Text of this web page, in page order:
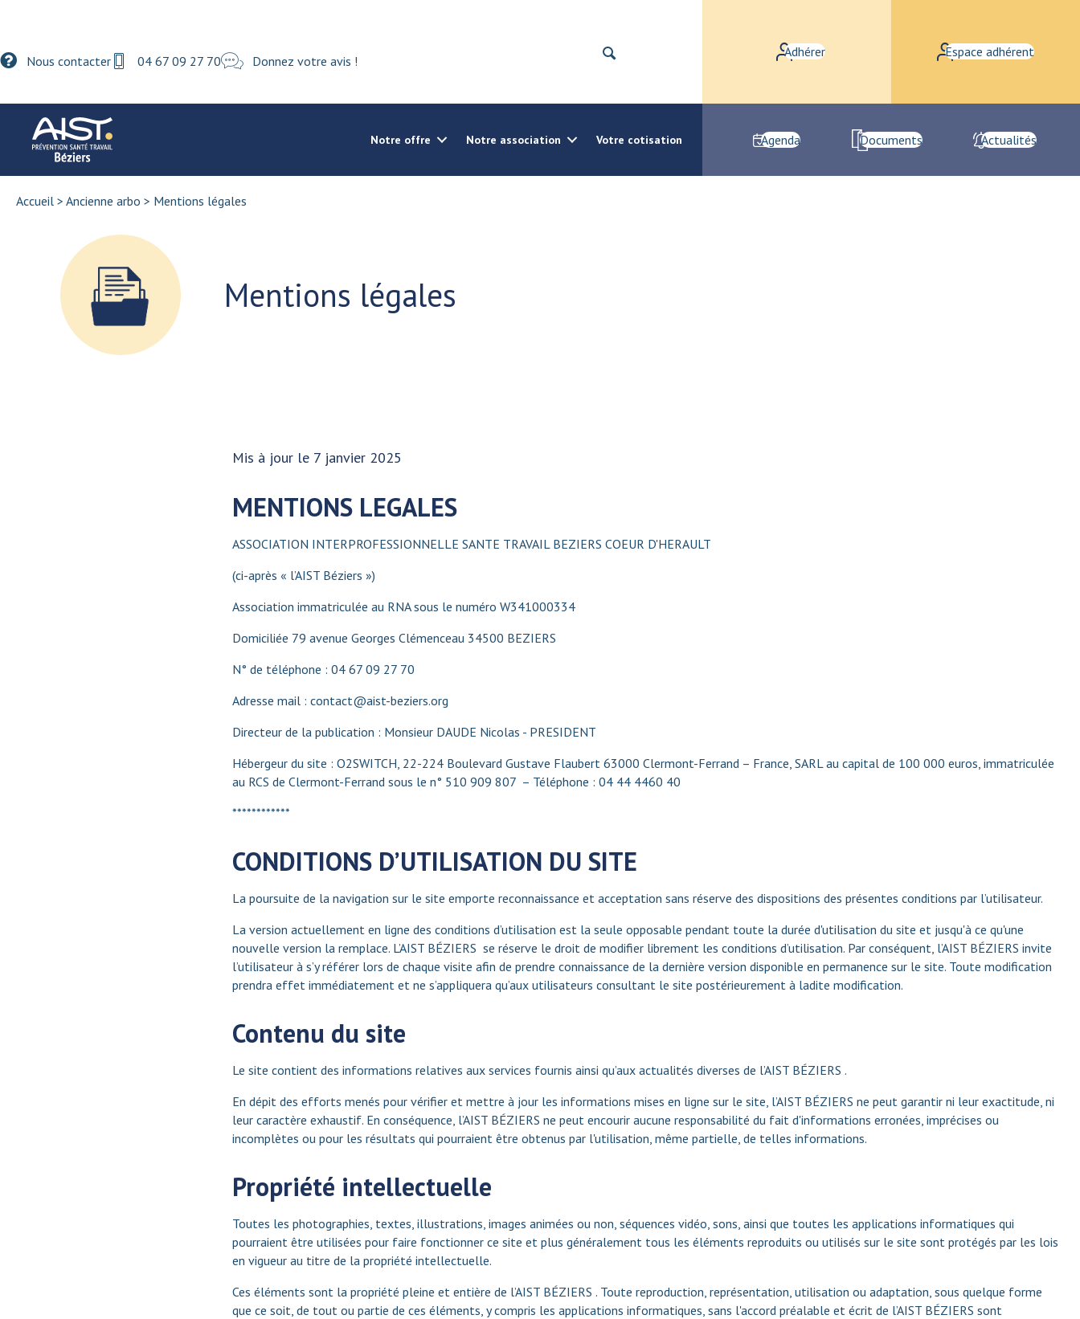
Nous contacter 04 67 09 27 70 Donnez votre avis !
Adhérer Espace adhérent
Notre offre Notre association Votre cotisation Agenda Documents Actualités
Accueil > Ancienne arbo > Mentions légales
Mentions légales
Mis à jour le 7 janvier 2025
MENTIONS LEGALES
ASSOCIATION INTERPROFESSIONNELLE SANTE TRAVAIL BEZIERS COEUR D'HERAULT
(ci-après « l’AIST Béziers »)
Association immatriculée au RNA sous le numéro W341000334
Domiciliée 79 avenue Georges Clémenceau 34500 BEZIERS
N° de téléphone : 04 67 09 27 70
Adresse mail : contact@aist-beziers.org
Directeur de la publication : Monsieur DAUDE Nicolas - PRESIDENT
Hébergeur du site : O2SWITCH, 22-224 Boulevard Gustave Flaubert 63000 Clermont-Ferrand – France, SARL au capital de 100 000 euros, immatriculée
au RCS de Clermont-Ferrand sous le n° 510 909 807 – Téléphone : 04 44 4460 40
************
CONDITIONS D’UTILISATION DU SITE
La poursuite de la navigation sur le site emporte reconnaissance et acceptation sans réserve des dispositions des présentes conditions par l’utilisateur.
La version actuellement en ligne des conditions d’utilisation est la seule opposable pendant toute la durée d'utilisation du site et jusqu'à ce qu'une
nouvelle version la remplace. L’AIST BÉZIERS se réserve le droit de modifier librement les conditions d’utilisation. Par conséquent, l’AIST BÉZIERS invite
l’utilisateur à s’y référer lors de chaque visite afin de prendre connaissance de la dernière version disponible en permanence sur le site. Toute modification
prendra effet immédiatement et ne s’appliquera qu’aux utilisateurs consultant le site postérieurement à ladite modification.
Contenu du site
Le site contient des informations relatives aux services fournis ainsi qu’aux actualités diverses de l’AIST BÉZIERS .
En dépit des efforts menés pour vérifier et mettre à jour les informations mises en ligne sur le site, l’AIST BÉZIERS ne peut garantir ni leur exactitude, ni
leur caractère exhaustif. En conséquence, l’AIST BÉZIERS ne peut encourir aucune responsabilité du fait d'informations erronées, imprécises ou
incomplètes ou pour les résultats qui pourraient être obtenus par l'utilisation, même partielle, de telles informations.
Propriété intellectuelle
Toutes les photographies, textes, illustrations, images animées ou non, séquences vidéo, sons, ainsi que toutes les applications informatiques qui
pourraient être utilisées pour faire fonctionner ce site et plus généralement tous les éléments reproduits ou utilisés sur le site sont protégés par les lois
en vigueur au titre de la propriété intellectuelle.
Ces éléments sont la propriété pleine et entière de l’AIST BÉZIERS . Toute reproduction, représentation, utilisation ou adaptation, sous quelque forme
que ce soit, de tout ou partie de ces éléments, y compris les applications informatiques, sans l'accord préalable et écrit de l’AIST BÉZIERS sont